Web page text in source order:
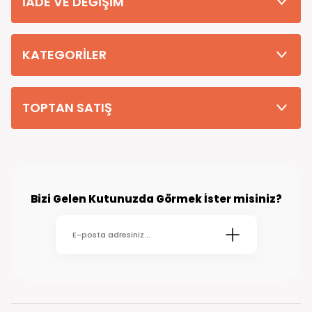
teslim edilmektedir. (kırsal köy kasaba gibi yerlere bu süre 7 güne
KATEGORİLER
TOPTAN SATIŞ
Bizi Gelen Kutunuzda Görmek İster misiniz?